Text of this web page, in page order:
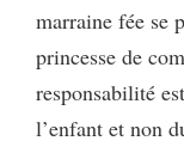
marraine fée se
princesse de
responsabilité
l’enfant et non